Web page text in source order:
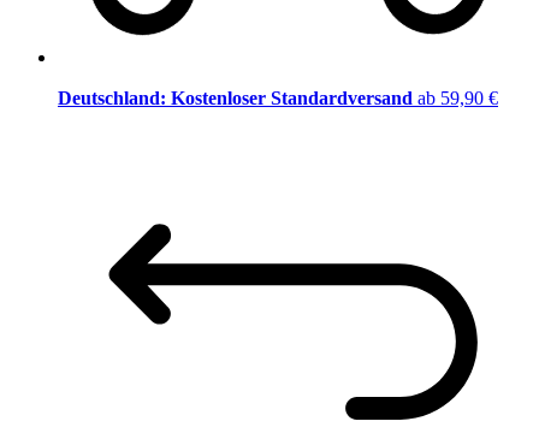
Deutschland: Kostenloser Standardversand ab 59,90 €